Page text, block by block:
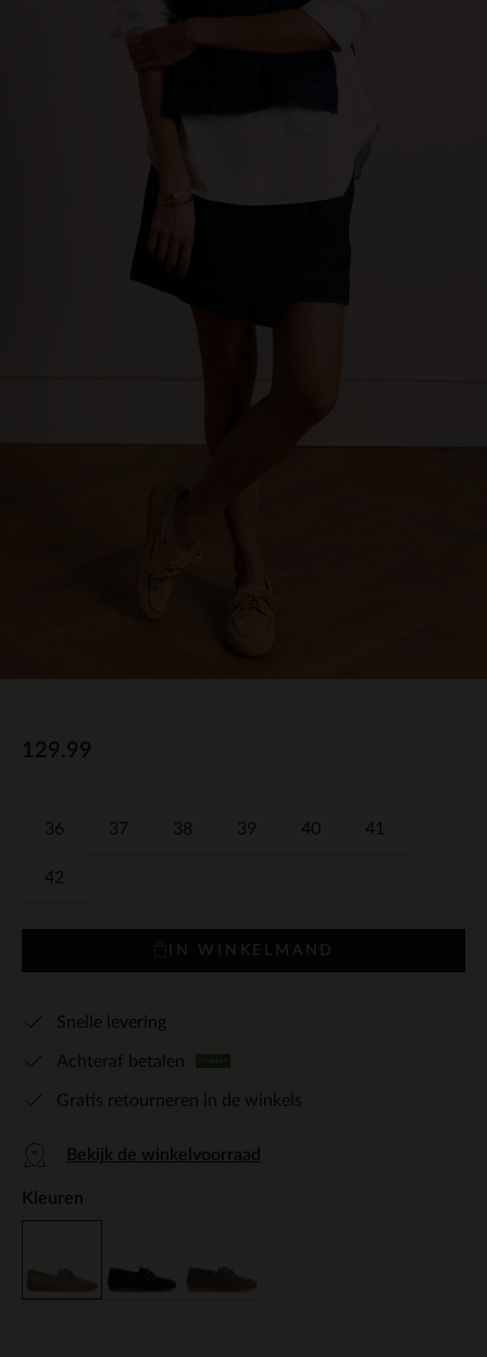
129.99
36 37 38 39 40 41
42
IN WINKELMAND
Snelle levering
Achteraf betalen
Gratis retourneren in de winkels
Bekijk de winkelvoorraad
Kleuren